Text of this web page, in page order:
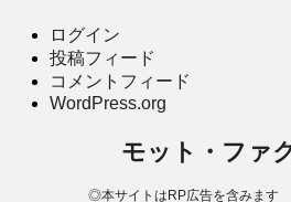
ログイン
投稿フィード
コメントフィード
WordPress.org
モット・ファ
◎本サイトはRP広告を含みま